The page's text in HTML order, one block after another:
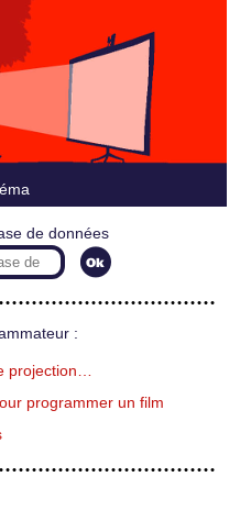
de données
:
projection…
programmer un film